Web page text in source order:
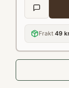
Frakt 49